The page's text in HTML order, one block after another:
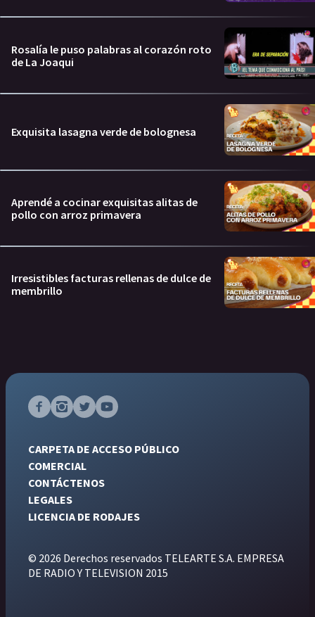
Rosalía le puso palabras al corazón roto
de La Joaqui
Exquisita lasagna verde de bolognesa
Aprendé a cocinar exquisitas alitas de
pollo con arroz primavera
Irresistibles facturas rellenas de dulce de
membrillo
CARPETA DE ACCESO PÚBLICO
COMERCIAL
CONTÁCTENOS
LEGALES
LICENCIA DE RODAJES
© 2026 Derechos reservados TELEARTE S.A. EMPRESA
DE RADIO Y TELEVISION 2015